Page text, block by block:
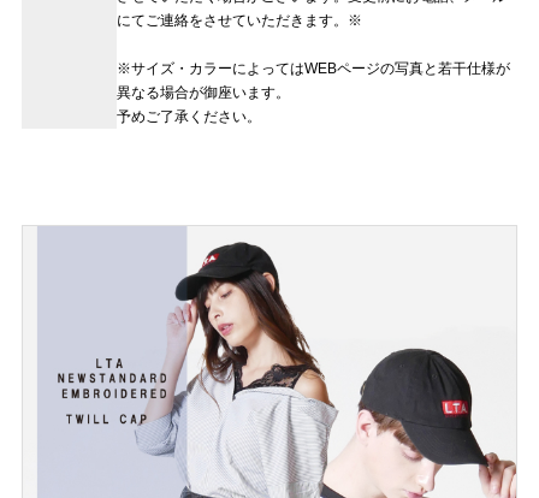
にてご連絡をさせていただきます。※
※サイズ・カラーによってはWEBページの写真と若干仕様が
異なる場合が御座います。
予めご了承ください。